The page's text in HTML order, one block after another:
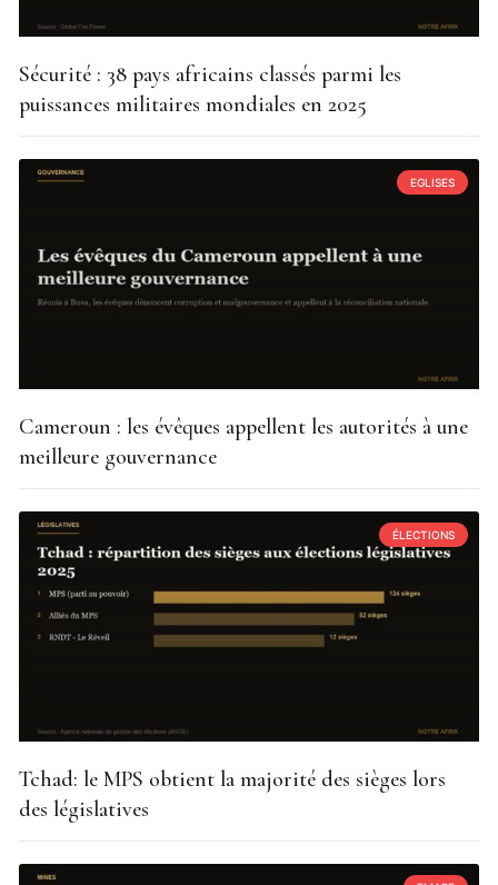
Sécurité : 38 pays africains classés parmi les
puissances militaires mondiales en 2025
EGLISES
Cameroun : les évêques appellent les autorités à une
meilleure gouvernance
ÉLECTIONS
Tchad: le MPS obtient la majorité des sièges lors
des législatives